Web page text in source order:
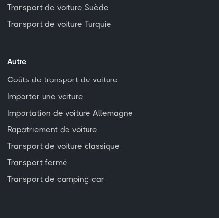
Transport de voiture Suède
Transport de voiture Turquie
Autre
Coûts de transport de voiture
Importer une voiture
Importation de voiture Allemagne
Rapatriement de voiture
Transport de voiture classique
Transport fermé
Transport de camping-car